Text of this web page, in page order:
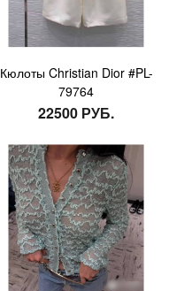
Кюлоты Christian Dior #PL-
79764
22500 РУБ.